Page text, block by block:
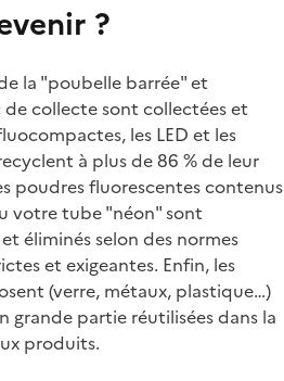
?
la "poubelle barrée" et
collecte sont collectées et
les LED et les
à plus de 86 % de leur
poudres fluorescentes contenus
votre tube "néon" sont
éliminés selon des normes
et exigeantes. Enfin, les
(verre, métaux, plastique…)
grande partie réutilisées dans la
produits.